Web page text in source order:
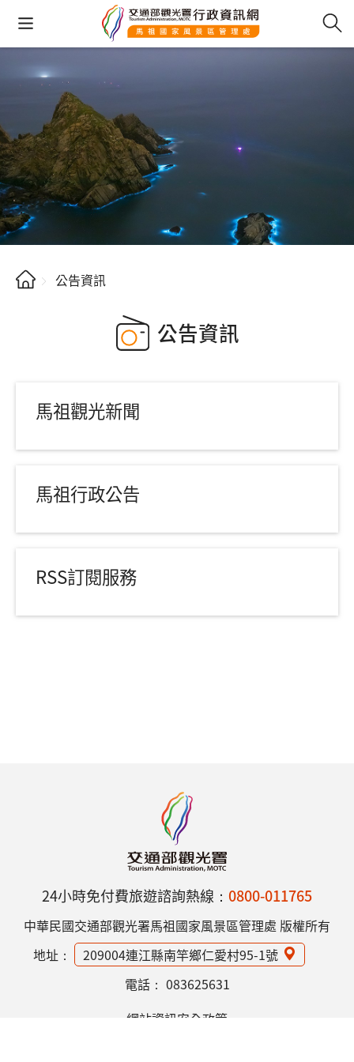
公告資訊
公告資訊
馬祖觀光新聞
馬祖行政公告
RSS訂閱服務
24小時免付費旅遊諮詢熱線： 0800-011765
中華民國交通部觀光署馬祖國家風景區管理處 版權所有
地址：
209004連江縣南竿鄉仁愛村95-1號
電話： 083625631
網站資訊安全政策